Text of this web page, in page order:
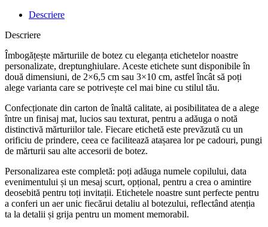
Descriere
Descriere
Îmbogățește mărturiile de botez cu eleganța etichetelor noastre
personalizate, dreptunghiulare. Aceste etichete sunt disponibile în
două dimensiuni, de 2×6,5 cm sau 3×10 cm, astfel încât să poți
alege varianta care se potrivește cel mai bine cu stilul tău.
Confecționate din carton de înaltă calitate, ai posibilitatea de a alege
între un finisaj mat, lucios sau texturat, pentru a adăuga o notă
distinctivă mărturiilor tale. Fiecare etichetă este prevăzută cu un
orificiu de prindere, ceea ce facilitează atașarea lor pe cadouri, pungi
de mărturii sau alte accesorii de botez.
Personalizarea este completă: poți adăuga numele copilului, data
evenimentului și un mesaj scurt, opțional, pentru a crea o amintire
deosebită pentru toți invitații. Etichetele noastre sunt perfecte pentru
a conferi un aer unic fiecărui detaliu al botezului, reflectând atenția
ta la detalii și grija pentru un moment memorabil.